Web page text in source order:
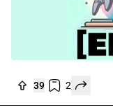
39 2